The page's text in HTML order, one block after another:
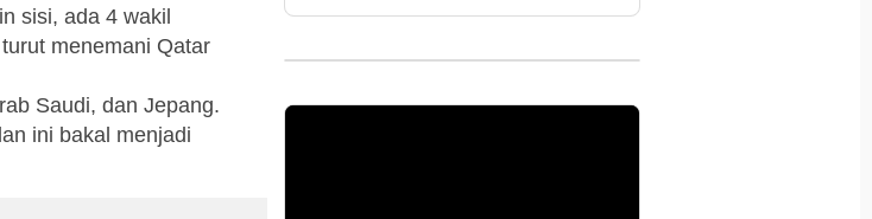
sisi, ada 4 wakil
menemani Qatar
Saudi, dan Jepang.
ini bakal menjadi